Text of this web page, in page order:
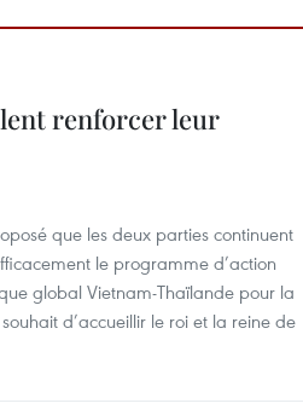
renforcer leur
que les deux parties continuent
le programme d’action
global Vietnam-Thaïlande pour la
d’accueillir le roi et la reine de